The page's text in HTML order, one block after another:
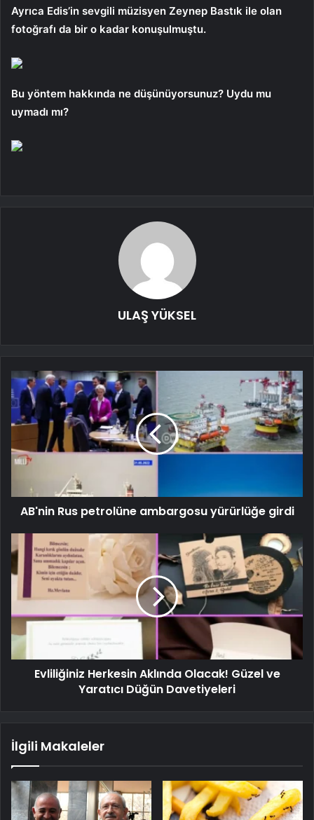
Ayrıca Edis’in sevgili müzisyen Zeynep Bastık ile olan
fotoğrafı da bir o kadar konuşulmuştu.
Bu yöntem hakkında ne düşünüyorsunuz? Uydu mu
uymadı mı?
ULAŞ YÜKSEL
AB'nin Rus petrolüne ambargosu yürürlüğe girdi
Evliliğiniz Herkesin Aklında Olacak! Güzel ve
Yaratıcı Düğün Davetiyeleri
İlgili Makaleler